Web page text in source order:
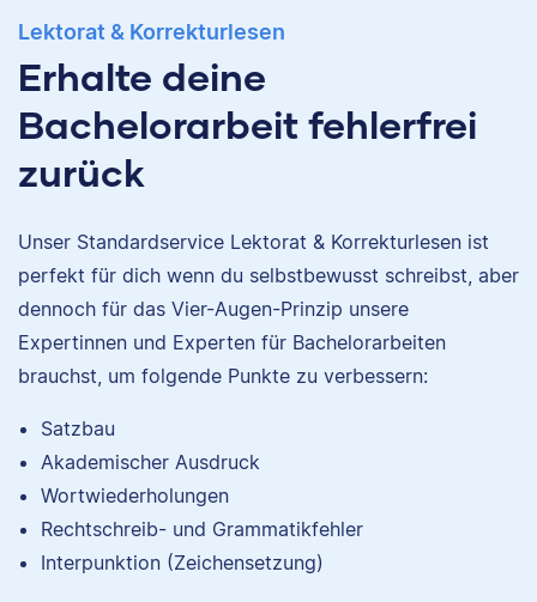
Lektorat & Korrekturlesen
Erhalte deine
Bachelorarbeit fehlerfrei
zurück
Unser Standardservice Lektorat & Korrekturlesen ist
perfekt für dich wenn du selbstbewusst schreibst, aber
dennoch für das Vier-Augen-Prinzip unsere
Expertinnen und Experten für Bachelorarbeiten
brauchst, um folgende Punkte zu verbessern:
Satzbau
Akademischer Ausdruck
Wortwiederholungen
Rechtschreib- und Grammatikfehler
Interpunktion (Zeichensetzung)
Nina
Nina hat Germanistik
und Musikerziehung
studiert, arbeitet als
Senior-Korrektorin für